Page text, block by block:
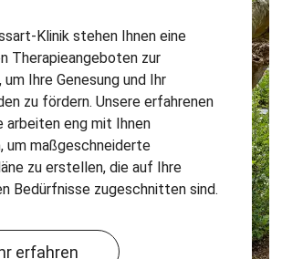
Klinik stehen Ihnen eine
Therapieangeboten zur
Ihre Genesung und Ihr
zu fördern. Unsere erfahrenen
arbeiten eng mit Ihnen
um maßgeschneiderte
zu erstellen, die auf Ihre
Bedürfnisse zugeschnitten sind.
erfahren